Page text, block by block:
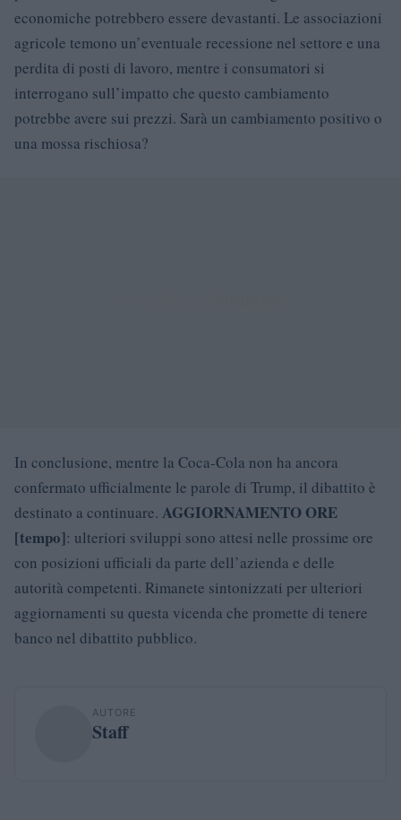
economiche potrebbero essere devastanti. Le associazioni
agricole temono un’eventuale recessione nel settore e una
perdita di posti di lavoro, mentre i consumatori si
interrogano sull’impatto che questo cambiamento
potrebbe avere sui prezzi. Sarà un cambiamento positivo o
una mossa rischiosa?
In conclusione, mentre la Coca-Cola non ha ancora
confermato ufficialmente le parole di Trump, il dibattito è
destinato a continuare. AGGIORNAMENTO ORE
[tempo]: ulteriori sviluppi sono attesi nelle prossime ore
con posizioni ufficiali da parte dell’azienda e delle
autorità competenti. Rimanete sintonizzati per ulteriori
aggiornamenti su questa vicenda che promette di tenere
banco nel dibattito pubblico.
AUTORE
Staff